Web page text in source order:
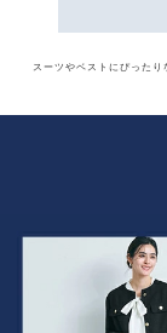
スーツやベストにぴったり